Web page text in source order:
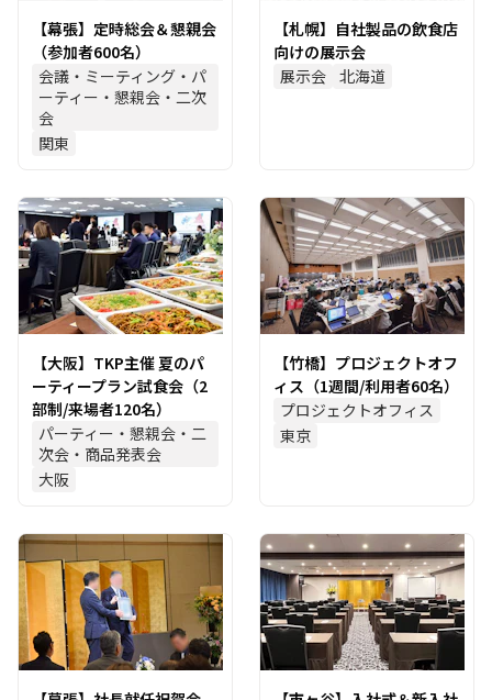
【幕張】定時総会＆懇親会
（参加者600名）
会議・ミーティング・パ
ーティー・懇親会・二次
会
関東
【札幌】自社製品の飲食店
向けの展示会
展示会 北海道
【大阪】TKP主催 夏のパ
ーティープラン試食会（2
部制/来場者120名）
パーティー・懇親会・二
次会・商品発表会
大阪
【竹橋】プロジェクトオフ
ィス（1週間/利用者60名）
プロジェクトオフィス
東京